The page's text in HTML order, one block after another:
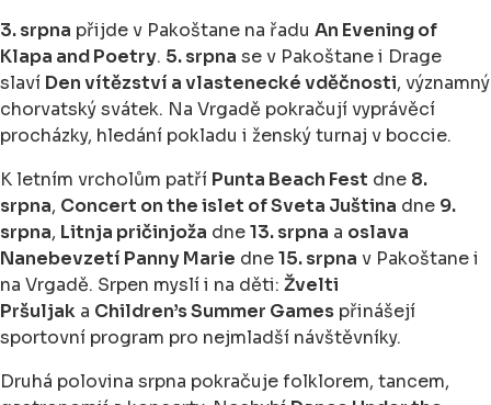
3. srpna přijde v Pakoštane na řadu An Evening of
Klapa and Poetry. 5. srpna se v Pakoštane i Drage
slaví Den vítězství a vlastenecké vděčnosti, významný
chorvatský svátek. Na Vrgadě pokračují vyprávěcí
procházky, hledání pokladu i ženský turnaj v boccie.
K letním vrcholům patří Punta Beach Fest dne 8.
srpna, Concert on the islet of Sveta Juština dne 9.
srpna, Litnja pričinjoža dne13. srpna a oslava
Nanebevzetí Panny Marie dne15. srpna v Pakoštane i
na Vrgadě. Srpen myslí i na děti: Žvelti
Pršuljak a Children’s Summer Games přinášejí
sportovní program pro nejmladší návštěvníky.
Druhá polovina srpna pokračuje folklorem, tancem,